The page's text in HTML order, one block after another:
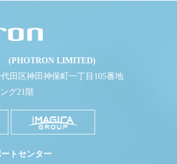
(PHOTRON LIMITED)
田区神田神保町一丁目105番地
グ21階
トセンター